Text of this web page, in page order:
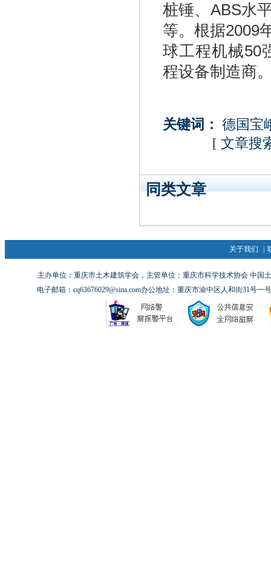
桩锤、ABS水
等。根据2009
球工程机械50
程设备制造商
关键词： 德国宝
[ 文章搜
同类文章
关于我们
主办单位：重庆市土木建筑学会，主管单位：重庆市科学技术协会 中国
电子邮箱：cq63676029@sina.com办公地址：重庆市渝中区人和街31号一